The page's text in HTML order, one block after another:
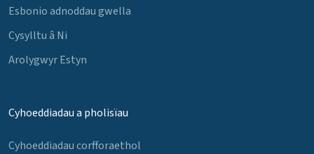
Esbonio adnoddau gwella
Cysylltu â Ni
Arolygwyr Estyn
Cyhoeddiadau a pholisïau
Cyhoeddiadau corfforaethol